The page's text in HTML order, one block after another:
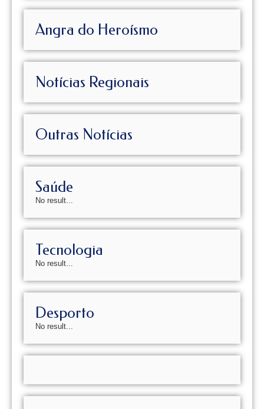
Angra do Heroísmo
Notícias Regionais
Outras Notícias
Saúde
No result...
Tecnologia
No result...
Desporto
No result...